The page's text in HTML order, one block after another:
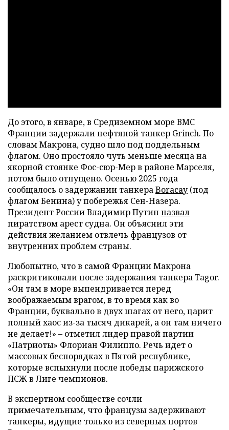
До этого, в январе, в Средиземном море ВМС
Франции задержали нефтяной танкер Grinch. По
словам Макрона, судно шло под поддельным
флагом. Оно простояло чуть меньше месяца на
якорной стоянке Фос-сюр-Мер в районе Марселя,
потом было отпущено. Осенью 2025 года
сообщалось о задержании танкераBoracay (под
флагом Бенина) у побережья Сен-Назера.
Президент России Владимир Путин назвал
пиратством арест судна. Он объяснил эти
действия желанием отвлечь французов от
внутренних проблем страны.
Любопытно, что в самой Франции Макрона
раскритиковали после задержания танкера Tagor.
«Он там в море выпендривается перед
воображаемым врагом, в то время как во
Франции, буквально в двух шагах от него, царит
полный хаос из-за тысяч дикарей, а он там ничего
не делает!» – отметил лидер правой партии
«Патриоты» Флориан Филиппо. Речь идет о
массовых беспорядках в Пятой республике,
которые вспыхнули после победы парижского
ПСЖ в Лиге чемпионов.
В экспертном сообществе сочли
примечательным, что французы задерживают
танкеры, идущие только из северных портов